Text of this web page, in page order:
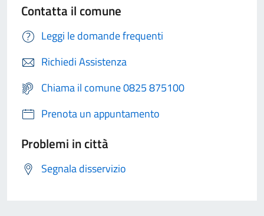
Contatta il comune
Leggi le domande frequenti
Richiedi Assistenza
Chiama il comune 0825 875100
Prenota un appuntamento
Problemi in città
Segnala disservizio